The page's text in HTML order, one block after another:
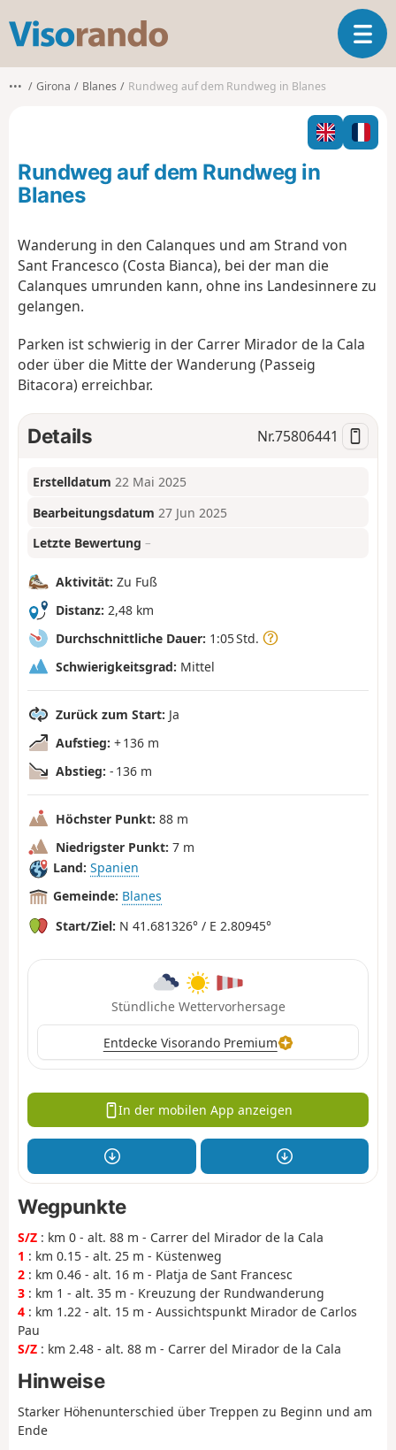
s
o
o
T
o
l
n
i
••• Girona Blanes Rundweg auf dem Rundweg in Blanes
Rundweg auf dem Rundweg in
Blanes
Wanderung in den Calanques und am Strand von
Sant Francesco (Costa Bianca), bei der man die
Calanques umrunden kann, ohne ins Landesinnere zu
gelangen.
Parken ist schwierig in der Carrer Mirador de la Cala
oder über die Mitte der Wanderung (Passeig
Bitacora) erreichbar.
Details Nr.75806441
Erstelldatum 22 Mai 2025
Bearbeitungsdatum 27 Jun 2025
Letzte Bewertung –
Aktivität: Zu Fuß
Distanz: 2,48 km
Durchschnittliche Dauer: 1:05 Std.
Schwierigkeitsgrad: Mittel
Zurück zum Start: Ja
Aufstieg: + 136 m
Abstieg: - 136 m
Höchster Punkt: 88 m
Niedrigster Punkt: 7 m
Land: Spanien
Gemeinde: Blanes
Start/Ziel: N 41.681326° / E 2.80945°
Stündliche Wettervorhersage
Entdecke Visorando Premium
In der mobilen App anzeigen
Wegpunkte
S/Z : km 0 - alt. 88 m - Carrer del Mirador de la Cala
1 : km 0.15 - alt. 25 m - Küstenweg
2 : km 0.46 - alt. 16 m - Platja de Sant Francesc
3 : km 1 - alt. 35 m - Kreuzung der Rundwanderung
4 : km 1.22 - alt. 15 m - Aussichtspunkt Mirador de Carlos
Pau
S/Z : km 2.48 - alt. 88 m - Carrer del Mirador de la Cala
Hinweise
Starker Höhenunterschied über Treppen zu Beginn und am
Ende